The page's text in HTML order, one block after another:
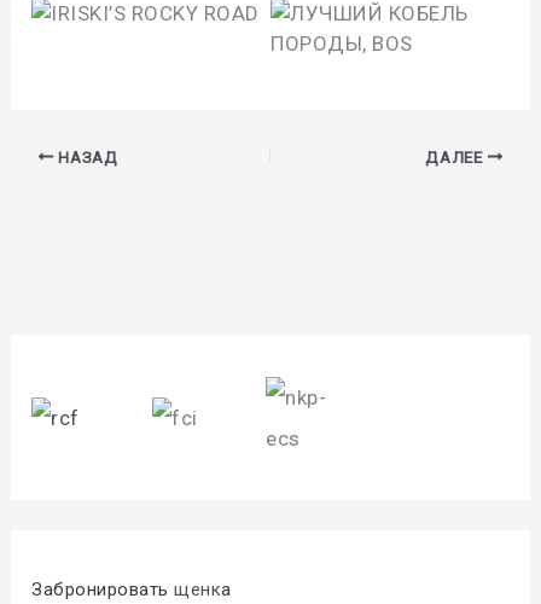
НАЗАД ДАЛЕЕ
Забронироватьщенка